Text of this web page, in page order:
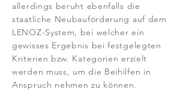
allerdings beruht ebenfalls die
staatliche Neubauförderung auf dem
LENOZ-System, bei welcher ein
gewisses Ergebnis bei festgelegten
Kriterien bzw. Kategorien erzielt
werden muss, um die Beihilfen in
Anspruch nehmen zu können.